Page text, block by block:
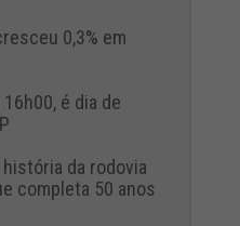
0,3% em
é dia de
da rodovia
completa 50 anos